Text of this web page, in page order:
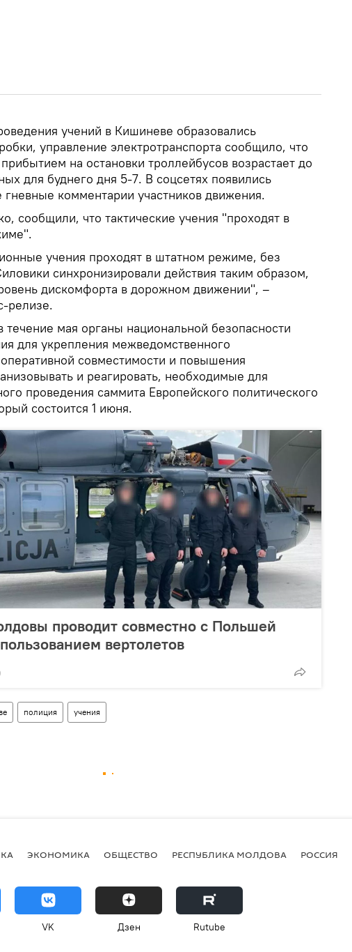
учений в Кишиневе образовались
управление электротранспорта сообщило, что
на остановки троллейбусов возрастает до
для буднего дня 5-7. В соцсетях появились
комментарии участников движения.
сообщили, что тактические учения "проходят в
учения проходят в штатном режиме, без
синхронизировали действия таким образом,
дискомфорта в дорожном движении", –
релизе.
течение мая органы национальной безопасности
для укрепления межведомственного
оперативной совместимости и повышения
и реагировать, необходимые для
проведения саммита Европейского политического
состоится 1 июня.
проводит совместно с Польшей
вертолетов
полиция учения
ЭКОНОМИКА ОБЩЕСТВО РЕСПУБЛИКА МОЛДОВА РОССИЯ
VK Дзен Rutube